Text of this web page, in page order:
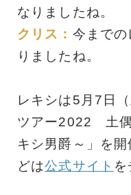
なりましたね。
クリス： 今まで
りましたね。
レキシは5月7日
ツアー2022 土偶
キシ男爵～」を
どは公式サイト を